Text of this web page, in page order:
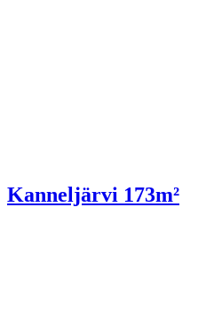
Kanneljärvi 173m²